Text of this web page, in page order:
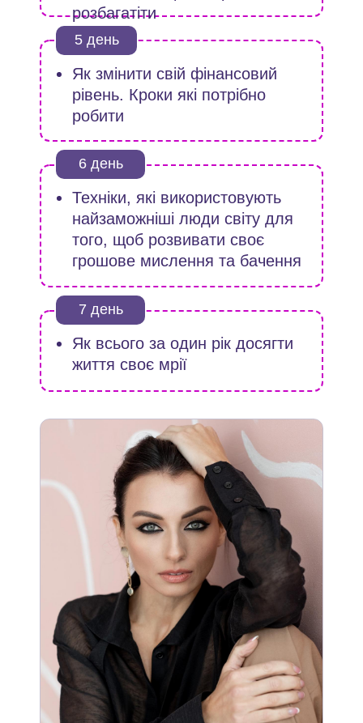
розбагатіти
Як змінити свій фінансовий
рівень. Кроки які потрібно
робити
Техніки, які використовують
найзаможніші люди світу для
того, щоб розвивати своє
грошове мислення та бачення
Як всього за один рік досягти
життя своє мрії
5 день
6 день
7 день